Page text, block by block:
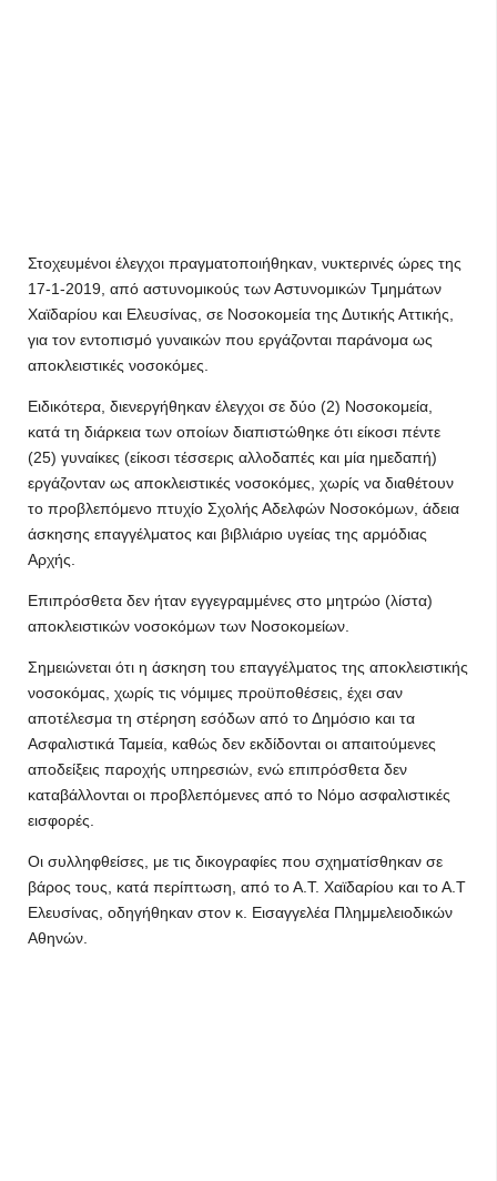
Στοχευμένοι έλεγχοι πραγματοποιήθηκαν, νυκτερινές ώρες της
17-1-2019, από αστυνομικούς των Αστυνομικών Τμημάτων
Χαϊδαρίου και Ελευσίνας, σε Νοσοκομεία της Δυτικής Αττικής,
για τον εντοπισμό γυναικών που εργάζονται παράνομα ως
αποκλειστικές νοσοκόμες.
Ειδικότερα, διενεργήθηκαν έλεγχοι σε δύο (2) Νοσοκομεία,
κατά τη διάρκεια των οποίων διαπιστώθηκε ότι είκοσι πέντε
(25) γυναίκες (είκοσι τέσσερις αλλοδαπές και μία ημεδαπή)
εργάζονταν ως αποκλειστικές νοσοκόμες, χωρίς να διαθέτουν
το προβλεπόμενο πτυχίο Σχολής Αδελφών Νοσοκόμων, άδεια
άσκησης επαγγέλματος και βιβλιάριο υγείας της αρμόδιας
Αρχής.
Επιπρόσθετα δεν ήταν εγγεγραμμένες στο μητρώο (λίστα)
αποκλειστικών νοσοκόμων των Νοσοκομείων.
Σημειώνεται ότι η άσκηση του επαγγέλματος της αποκλειστικής
νοσοκόμας, χωρίς τις νόμιμες προϋποθέσεις, έχει σαν
αποτέλεσμα τη στέρηση εσόδων από το Δημόσιο και τα
Ασφαλιστικά Ταμεία, καθώς δεν εκδίδονται οι απαιτούμενες
αποδείξεις παροχής υπηρεσιών, ενώ επιπρόσθετα δεν
καταβάλλονται οι προβλεπόμενες από το Νόμο ασφαλιστικές
εισφορές.
Οι συλληφθείσες, με τις δικογραφίες που σχηματίσθηκαν σε
βάρος τους, κατά περίπτωση, από το Α.Τ. Χαϊδαρίου και το Α.Τ
Ελευσίνας, οδηγήθηκαν στον κ. Εισαγγελέα Πλημμελειοδικών
Αθηνών.